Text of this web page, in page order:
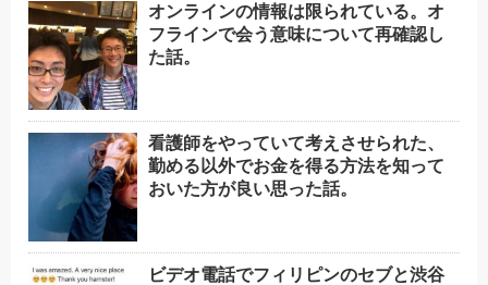
オンラインの情報は限られている。オ
フラインで会う意味について再確認し
た話。
看護師をやっていて考えさせられた、
勤める以外でお金を得る方法を知って
おいた方が良い思った話。
ビデオ電話でフィリピンのセブと渋谷